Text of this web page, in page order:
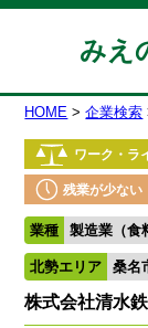
みえ
HOME 企業検索
ワーク・ラ
残業が少ない
業種 製造業（食
北勢エリア 桑名
株式会社清水